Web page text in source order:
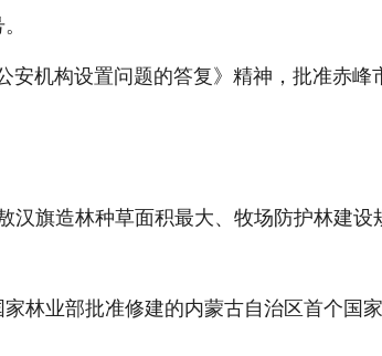
机构设置问题的答复》精神，批准赤
汉旗造林种草面积最大、牧场防护林建
林业部批准修建的内蒙古自治区首个国